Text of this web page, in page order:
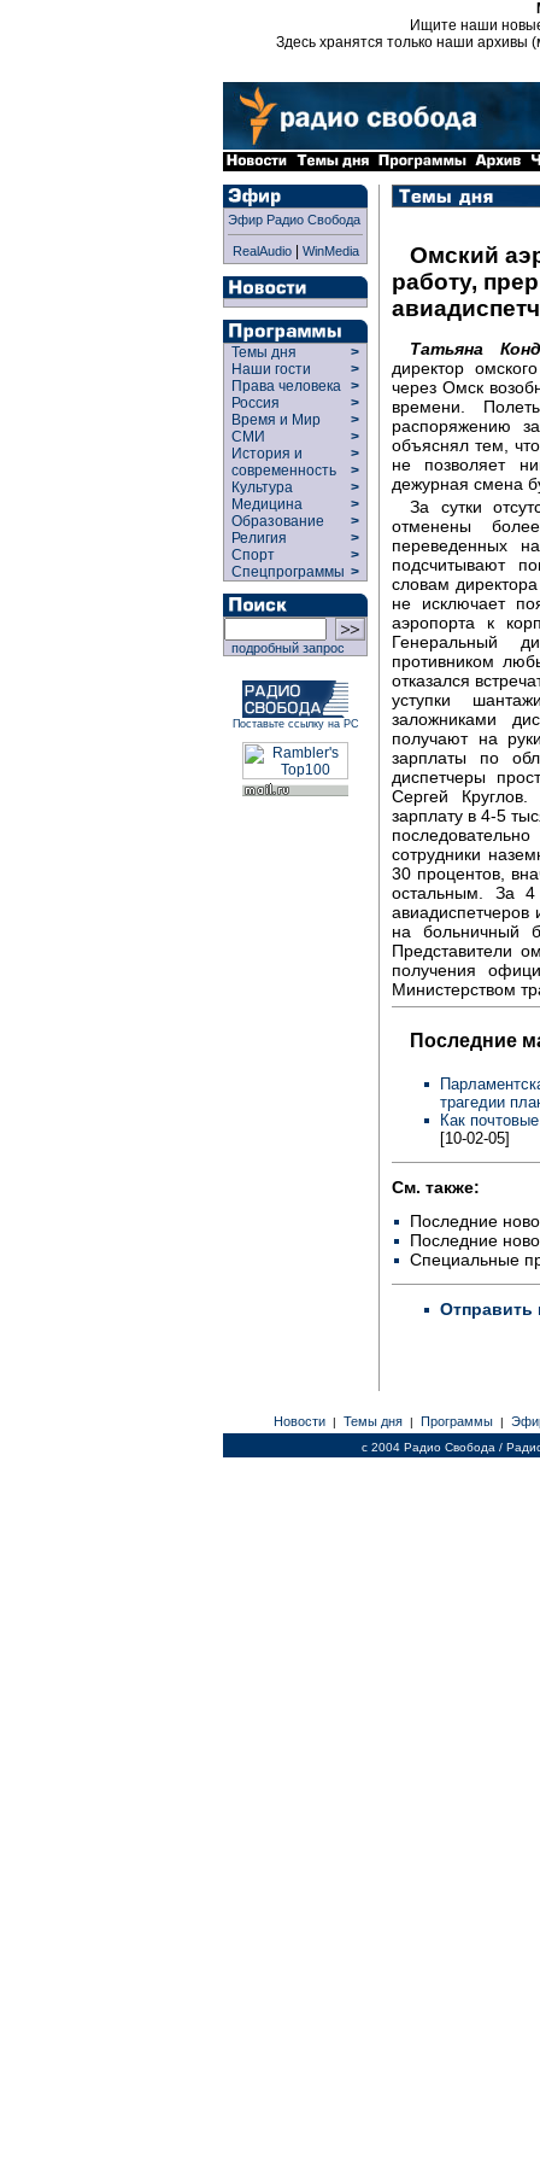
Ищите наши
Здесь хранятся только наши архивы
Эфир Радио Свобода
RealAudio| WinMedia
Темы дня
>
Наши гости
>
Права человека >
Россия
>
Время и Мир
>
СМИ
>
История и
современность
>
>
Культура
>
Медицина
>
Образование
>
Религия
>
Спорт
>
Спецпрограммы >
подробный запрос
Поставьте ссылку на РС
Омский
работу,
Татьяна
директор
через Омск
времени.
распоряжению
объяснял тем,
не позволяет
дежурная смена
За сутки
отменены
переведенных
подсчитывают
словам
не исключает
аэропорта к
Генеральный
противником
отказался
уступки
заложниками
получают на
зарплаты по
диспетчеры
Сергей
зарплату в 4-5
сотрудники
30 процентов,
остальным. За 4
авиадиспетчеров
на больничный
Представители
получения
Министерством
Последние
трагедии
Как
[10-02-05]
См. также:
Последние
Последние
Специальные
Отправить
Новости | Темы дня | Программы |
c 2004 Радио Свобода /